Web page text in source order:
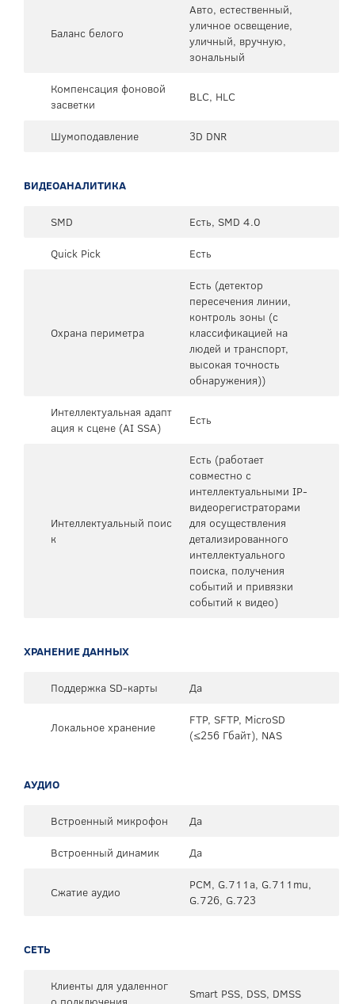
Баланс белого
Авто, естественный,
уличное освещение,
уличный, вручную,
зональный
Компенсация фоновой
засветки
BLC, HLC
Шумоподавление 3D DNR
ВИДЕОАНАЛИТИКА
SMD
Есть, SMD 4.0
Quick Pick
Есть
Охрана периметра
Есть (детектор
пересечения линии,
контроль зоны (с
классификацией на
людей и транспорт,
высокая точность
обнаружения))
Интеллектуальная адапт
ация к сцене (AI SSA)
Есть
Интеллектуальный поис
к
Есть (работает
совместно с
интеллектуальными IP-
видеорегистраторами
для осуществления
детализированного
интеллектуального
поиска, получения
событий и привязки
событий к видео)
ХРАНЕНИЕ ДАННЫХ
Поддержка SD-карты Да
Локальное хранение
FTP, SFTP, MicroSD
(≤256 Гбайт), NAS
АУДИО
Встроенный микрофон
Да
Встроенный динамик
Да
Сжатие аудио
PCM, G.711a, G.711mu,
G.726, G.723
СЕТЬ
Клиенты для удаленног
Smart PSS, DSS, DMSS